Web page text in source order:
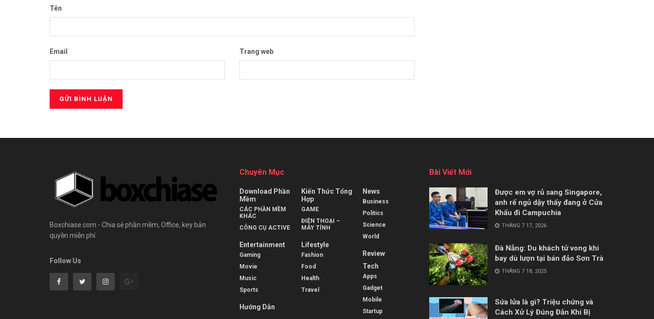
Tên
Email Trang web
Boxchiase.com - Chia sẻ phần mềm, Office, key bản
quyền miễn phí
Follow Us
Chuyên Mục
Download Phần
Mềm
CÁC PHẦN MỀM
KHÁC
CÔNG CỤ ACTIVE
Entertainment
Gaming
Movie
Music
Sports
Hướng Dẫn
Kiến Thức Tổng
Hợp
GAME
ĐIỆN THOẠI –
MÁY TÍNH
Lifestyle
Fashion
Food
Health
Travel
News
Business
Politics
Science
World
Review
Tech
Apps
Gadget
Mobile
Startup
Bài Viết Mới
Được em vợ rủ sang Singapore,
anh rể ngủ dậy thấy đang ở Cửa
Khẩu đi Campuchia
THÁNG 7 17, 2026
Đà Nẵng: Du khách tử vong khi
bay dù lượn tại bán đảo Sơn Trà
THÁNG 7 18, 2025
Sứa lửa là gì? Triệu chứng và
Cách Xử Lý Đúng Đắn Khi Bị